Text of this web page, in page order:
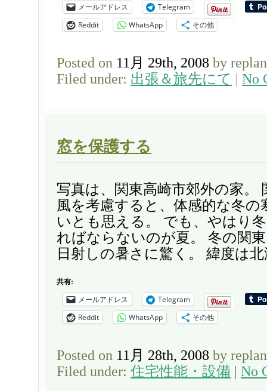
メールアドレス
Telegram
Reddit
WhatsApp その他
Posted on 11月 29th, 2008 by
Filed under: 出張＆旅先にて | No
窓を保護する
写真は、関東高崎市郊外の家。
風を考慮すると、体感的な冬の
いとも思える。 でも、やはり
ればならないのが夏。 冬の関
日射しの暑さに驚く。 緯度は
共有:
メールアドレス
Telegram
Reddit
WhatsApp その他
Posted on 11月 28th, 2008 by
Filed under: 住宅性能・設備 | No